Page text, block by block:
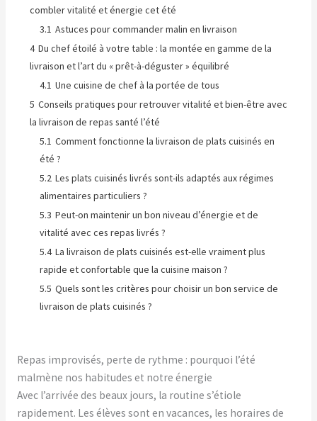
combler vitalité et énergie cet été
3.1 Astuces pour commander malin en livraison
4 Du chef étoilé à votre table : la montée en gamme de la
livraison et l’art du « prêt-à-déguster » équilibré
4.1 Une cuisine de chef à la portée de tous
5 Conseils pratiques pour retrouver vitalité et bien-être avec
la livraison de repas santé l’été
5.1 Comment fonctionne la livraison de plats cuisinés en
été ?
5.2 Les plats cuisinés livrés sont-ils adaptés aux régimes
alimentaires particuliers ?
5.3 Peut-on maintenir un bon niveau d’énergie et de
vitalité avec ces repas livrés ?
5.4 La livraison de plats cuisinés est-elle vraiment plus
rapide et confortable que la cuisine maison ?
5.5 Quels sont les critères pour choisir un bon service de
livraison de plats cuisinés ?
Repas improvisés, perte de rythme : pourquoi l’été
malmène nos habitudes et notre énergie
Avec l’arrivée des beaux jours, la routine s’étiole
rapidement. Les élèves sont en vacances, les horaires de